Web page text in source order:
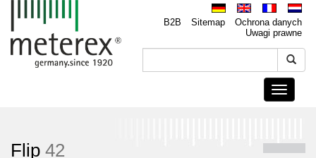
B2B Sitemap
Ochrona danych
Uwagi prawne
Toggle
Flip 42